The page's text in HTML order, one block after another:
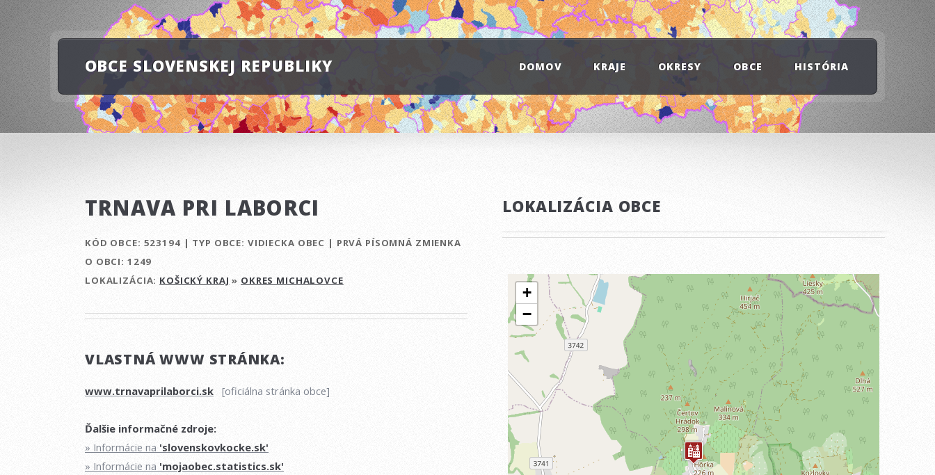
OBCE SLOVENSKEJ REPUBLIKY DOMOV KRAJE OKRESY OBCE HISTÓRIA
TRNAVA PRI LABORCI
KÓD OBCE: 523194 | TYP OBCE: VIDIECKA OBEC | PRVÁ PÍSOMNÁ ZMIENKA
O OBCI: 1249
LOKALIZÁCIA: KOŠICKÝ KRAJ » OKRES MICHALOVCE
VLASTNÁ WWW STRÁNKA:
www.trnavaprilaborci.sk [oficiálna stránka obce]
Ďalšie informačné zdroje:
» Informácie na 'slovenskovkocke.sk'
» Informácie na 'mojaobec.statistics.sk'
LOKALIZÁCIA OBCE